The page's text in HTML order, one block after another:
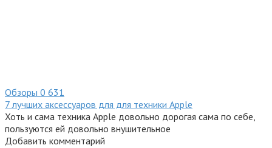
Обзоры 0 631
7 лучших аксессуаров для для техники Apple
Хоть и сама техника Apple довольно дорогая сама по себе,
пользуются ей довольно внушительное
Добавить комментарий